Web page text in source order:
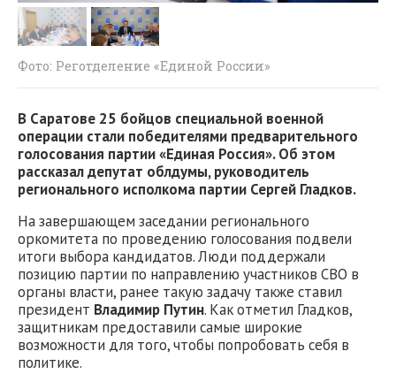
Фото: Реготделение «Единой России»
В Саратове 25 бойцов специальной военной
операции стали победителями предварительного
голосования партии «Единая Россия». Об этом
рассказал депутат облдумы, руководитель
регионального исполкома партии Сергей Гладков.
На завершающем заседании регионального
оркомитета по проведению голосования подвели
итоги выбора кандидатов. Люди поддержали
позицию партии по направлению участников СВО в
органы власти, ранее такую задачу также ставил
президент Владимир Путин. Как отметил Гладков,
защитникам предоставили самые широкие
возможности для того, чтобы попробовать себя в
политике.